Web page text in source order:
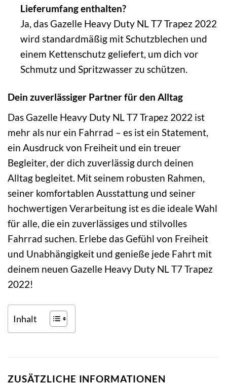
Lieferumfang enthalten?
Ja, das Gazelle Heavy Duty NL T7 Trapez 2022
wird standardmäßig mit Schutzblechen und
einem Kettenschutz geliefert, um dich vor
Schmutz und Spritzwasser zu schützen.
Dein zuverlässiger Partner für den Alltag
Das Gazelle Heavy Duty NL T7 Trapez 2022 ist
mehr als nur ein Fahrrad – es ist ein Statement,
ein Ausdruck von Freiheit und ein treuer
Begleiter, der dich zuverlässig durch deinen
Alltag begleitet. Mit seinem robusten Rahmen,
seiner komfortablen Ausstattung und seiner
hochwertigen Verarbeitung ist es die ideale Wahl
für alle, die ein zuverlässiges und stilvolles
Fahrrad suchen. Erlebe das Gefühl von Freiheit
und Unabhängigkeit und genieße jede Fahrt mit
deinem neuen Gazelle Heavy Duty NL T7 Trapez
2022!
Inhalt
ZUSÄTZLICHE INFORMATIONEN